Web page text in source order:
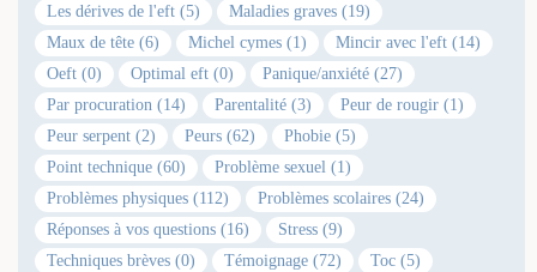
Les dérives de l'eft (5)
Maladies graves (19)
Maux de tête (6)
Michel cymes (1)
Mincir avec l'eft (14)
Oeft (0)
Optimal eft (0)
Panique/anxiété (27)
Par procuration (14)
Parentalité (3)
Peur de rougir (1)
Peur serpent (2)
Peurs (62)
Phobie (5)
Point technique (60)
Problème sexuel (1)
Problèmes physiques (112)
Problèmes scolaires (24)
Réponses à vos questions (16)
Stress (9)
Techniques brèves (0)
Témoignage (72)
Toc (5)